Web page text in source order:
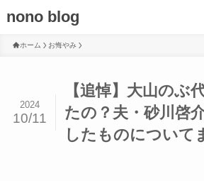
nono blog
ホーム お悔やみ
【追悼】大山のぶ
たの？夫・砂川啓
したものについて
2024
10/11